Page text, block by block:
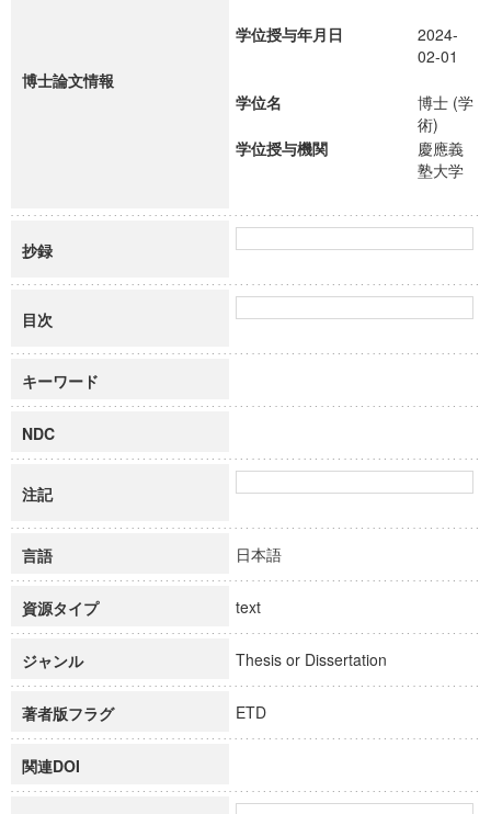
博士論文情報
学位授与年月日
2024-
02-01
学位名
博士 (学
術)
学位授与機関
慶應義
塾大学
抄録
目次
キーワード
NDC
注記
言語 日本語
資源タイプ text
ジャンル Thesis or Dissertation
著者版フラグ ETD
関連DOI